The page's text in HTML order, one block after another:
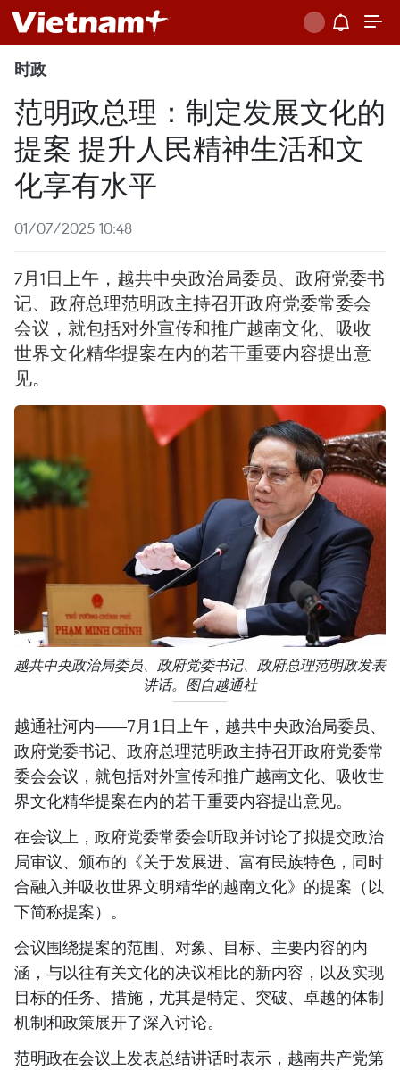
时政
范明政总理：制定发展文化的
提案 提升人民精神生活和文
化享有水平
01/07/2025 10:48
7月1日上午，越共中央政治局委员、政府党委书
记、政府总理范明政主持召开政府党委常委会
会议，就包括对外宣传和推广越南文化、吸收
世界文化精华提案在内的若干重要内容提出意
见。
越共中央政治局委员、政府党委书记、政府总理范明政发表
讲话。图自越通社
越通社河内——7月1日上午，越共中央政治局委员、
政府党委书记、政府总理范明政主持召开政府党委常
委会会议，就包括对外宣传和推广越南文化、吸收世
界文化精华提案在内的若干重要内容提出意见。
在会议上，政府党委常委会听取并讨论了拟提交政治
局审议、颁布的《关于发展进、富有民族特色，同时
合融入并吸收世界文明精华的越南文化》的提案（以
下简称提案）。
会议围绕提案的范围、对象、目标、主要内容的内
涵，与以往有关文化的决议相比的新内容，以及实现
目标的任务、措施，尤其是特定、突破、卓越的体制
机制和政策展开了深入讨论。
范明政在会议上发表总结讲话时表示，越南共产党第